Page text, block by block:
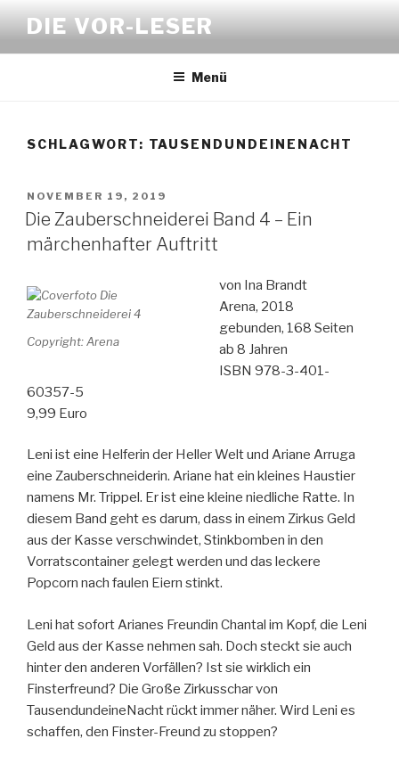
Inhalt
springen
DIE VOR-LESER
Menü
SCHLAGWORT: TAUSENDUNDEINENACHT
VERÖFFENTLICHT
AM
NOVEMBER 19, 2019
Die Zauberschneiderei Band 4 – Ein
märchenhafter Auftritt
Copyright: Arena
von Ina Brandt
Arena, 2018
gebunden, 168 Seiten
ab 8 Jahren
ISBN 978-3-401-
60357-5
9,99 Euro
Leni ist eine Helferin der Heller Welt und Ariane Arruga
eine Zauberschneiderin. Ariane hat ein kleines Haustier
namens Mr. Trippel. Er ist eine kleine niedliche Ratte. In
diesem Band geht es darum, dass in einem Zirkus Geld
aus der Kasse verschwindet, Stinkbomben in den
Vorratscontainer gelegt werden und das leckere
Popcorn nach faulen Eiern stinkt.
Leni hat sofort Arianes Freundin Chantal im Kopf, die Leni
Geld aus der Kasse nehmen sah. Doch steckt sie auch
hinter den anderen Vorfällen? Ist sie wirklich ein
Finsterfreund? Die Große Zirkusschar von
TausendundeineNacht rückt immer näher. Wird Leni es
schaffen, den Finster-Freund zu stoppen?